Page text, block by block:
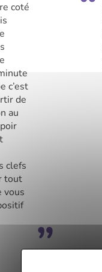
coté
c’est
de
au
clefs
tout
vous